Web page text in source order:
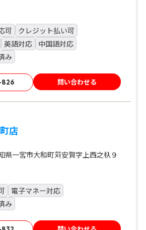
可
クレジット払い可
英語対応
中国語対応
み
問い合わせる
店
一宮市大和町苅安賀字上西之杁９
電子マネー対応
み